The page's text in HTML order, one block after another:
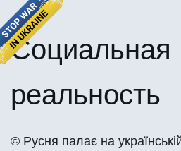
Социальная
реальность
©️ Русня палає на